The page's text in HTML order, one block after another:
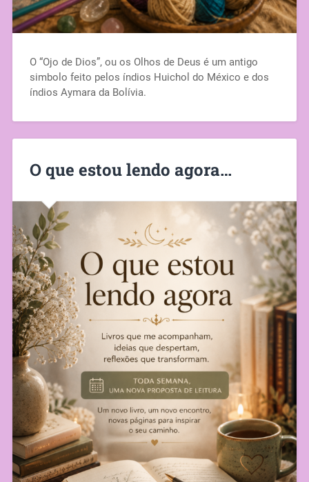
O “Ojo de Dios”, ou os Olhos de Deus é um antigo
simbolo feito pelos índios Huichol do México e dos
índios Aymara da Bolívia.
O que estou lendo agora…